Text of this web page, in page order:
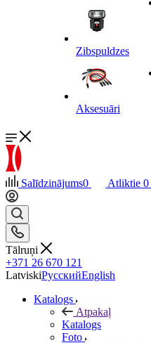
Zibspuldzes
Aksesuāri
Salīdzinājums0 Atliktie 0
Tālruņi
+371 26 670 121
LatviskiРусскийEnglish
Katalogs
Atpakaļ
Katalogs
Foto